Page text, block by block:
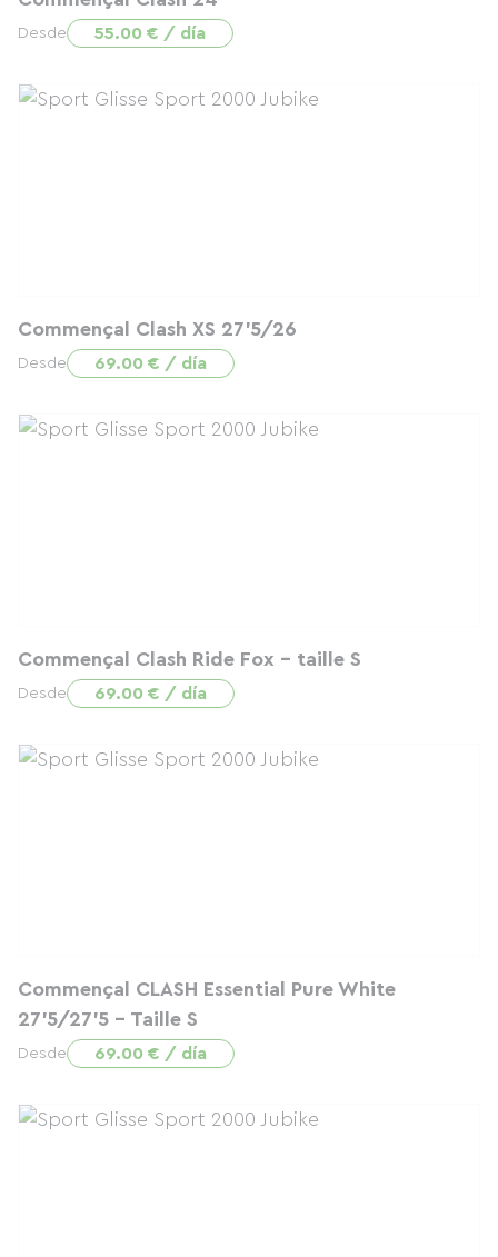
Desde 55.00 € / día
Commençal Clash XS 27'5/26
Desde 69.00 € / día
Commençal Clash Ride Fox - taille S
Desde 69.00 € / día
Commençal CLASH Essential Pure White
27'5/27'5 - Taille S
Desde 69.00 € / día